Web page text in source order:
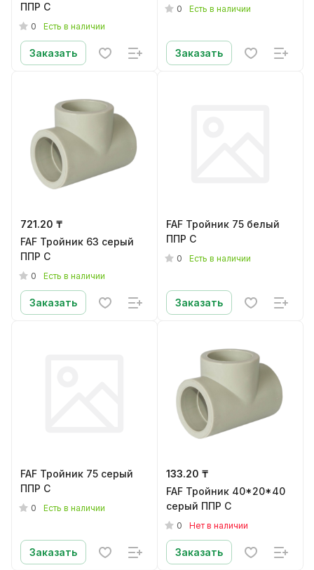
ППР C
0 Есть в наличии
Заказать
0 Есть в наличии
Заказать
721.20 ₸
FAF Тройник 63 серый
ППР C
0 Есть в наличии
Заказать
FAF Тройник 75 белый
ППР C
0 Есть в наличии
Заказать
FAF Тройник 75 серый
ППР C
0 Есть в наличии
Заказать
133.20 ₸
FAF Тройник 40*20*40
серый ППР C
0 Нет в наличии
Заказать